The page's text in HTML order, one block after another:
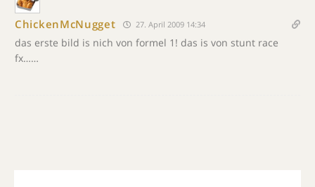
ChickenMcNugget 27. April 2009 14:34
das erste bild is nich von formel 1! das is von stunt race
fx……